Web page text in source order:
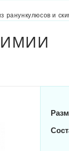
ранункулюсов и